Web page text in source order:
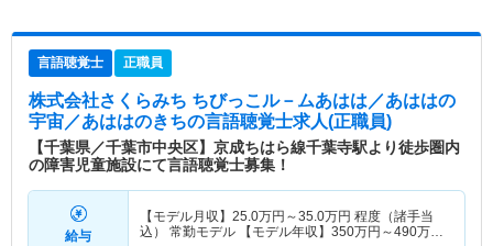
言語聴覚士 正職員
株式会社さくらみち ちびっこル－ムあはは／あははの
宇宙／あははのきちの言語聴覚士求人(正職員)
【千葉県／千葉市中央区】京成ちはら線千葉寺駅より徒歩圏内
の障害児童施設にて言語聴覚士募集！
給与
【モデル月収】 25.0万円～35.0万円 程度（諸手当
込） 常勤モデル 【モデル年収】 350万円～490万円